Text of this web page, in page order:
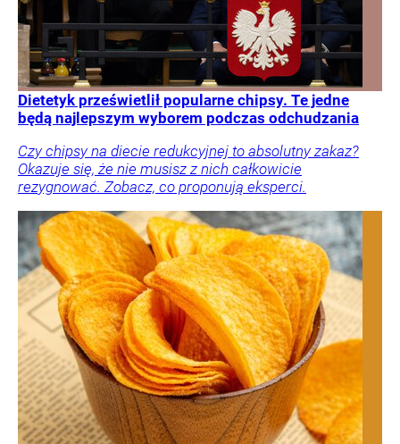
Dietetyk prześwietlił popularne chipsy. Te jedne
będą najlepszym wyborem podczas odchudzania
Czy chipsy na diecie redukcyjnej to absolutny zakaz?
Okazuje się, że nie musisz z nich całkowicie
rezygnować. Zobacz, co proponują eksperci.